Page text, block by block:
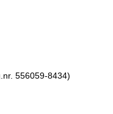
556059­-8434)